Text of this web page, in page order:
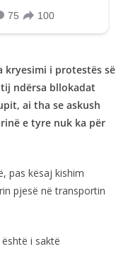
kryesimi i protestës së
ndërsa bllokadat
ai tha se askush
e tyre nuk ka për
pas kësaj kishim
pjesë në transportin
i saktë